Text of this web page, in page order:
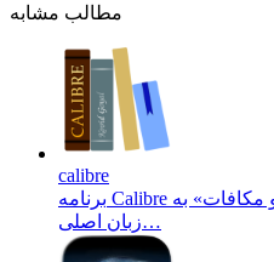
مطالب مشابه
calibre
برنامه Calibre چیست؟ نسخه‌ نایابی از «جنایت و مکافات» به
زبان اصلی…